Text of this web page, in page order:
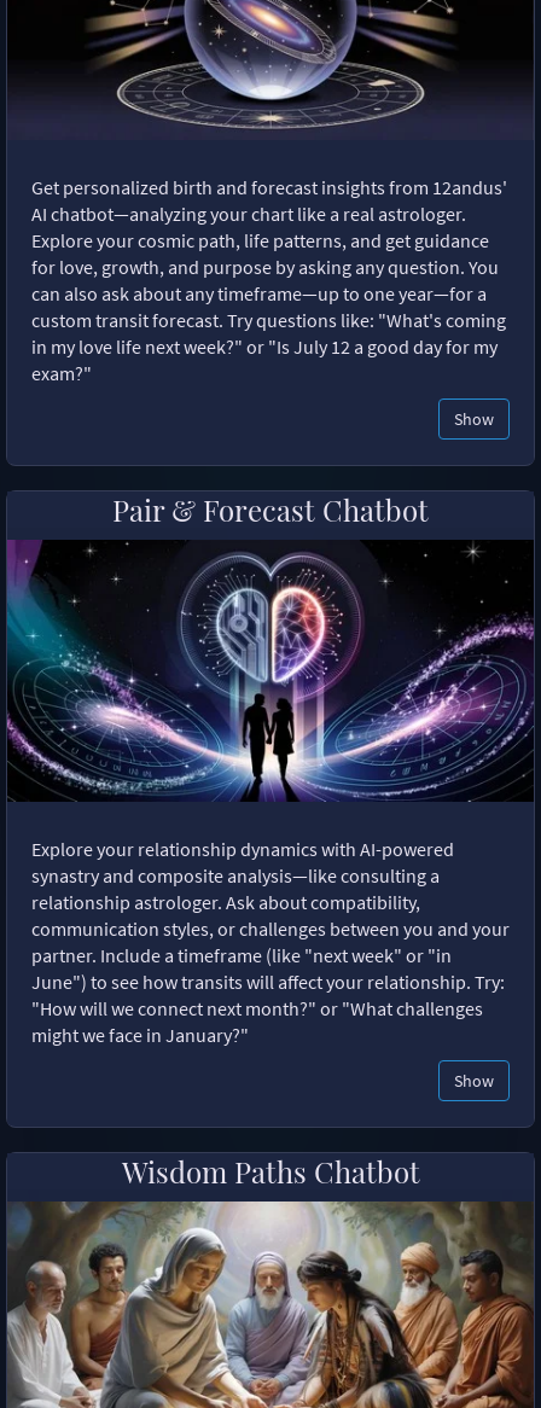
Get personalized birth and forecast insights from 12andus'
AI chatbot—analyzing your chart like a real astrologer.
Explore your cosmic path, life patterns, and get guidance
for love, growth, and purpose by asking any question. You
can also ask about any timeframe—up to one year—for a
custom transit forecast. Try questions like: "What's coming
in my love life next week?" or "Is July 12 a good day for my
exam?"
Show
Pair & Forecast Chatbot
Explore your relationship dynamics with AI-powered
synastry and composite analysis—like consulting a
relationship astrologer. Ask about compatibility,
communication styles, or challenges between you and your
partner. Include a timeframe (like "next week" or "in
June") to see how transits will affect your relationship. Try:
"How will we connect next month?" or "What challenges
might we face in January?"
Show
Wisdom Paths Chatbot